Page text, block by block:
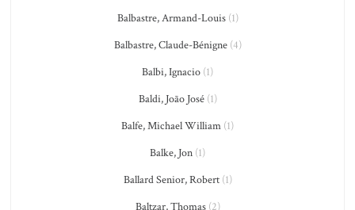
Balbastre, Armand-Louis(1)
Balbastre, Claude-Bénigne(4)
Balbi, Ignacio (1)
Baldi, João José(1)
Balfe, Michael William (1)
Balke, Jon (1)
Ballard Senior, Robert(1)
Baltzar, Thomas(2)